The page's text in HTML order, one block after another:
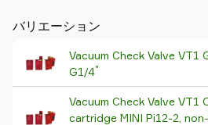
バリエーション
Vacuum Check Valve VT1
G1/4"
Vacuum Check Valve VT1
cartridge MINI Pi12-2,
理
を
Old